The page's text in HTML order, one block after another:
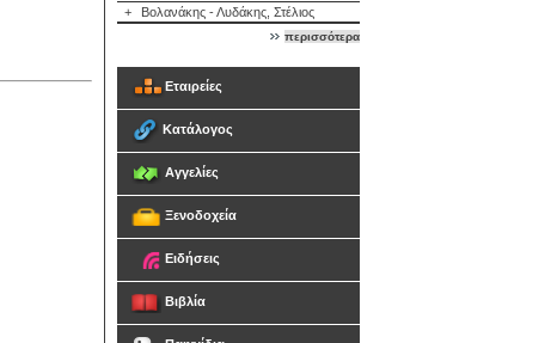
+
Βολανάκης - Λυδάκης, Στέλιος
περισσότερα
Εταιρείες
Κατάλογος
Αγγελίες
Ξενοδοχεία
Ειδήσεις
Βιβλία